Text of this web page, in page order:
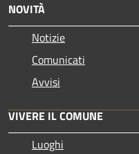
NOVITÀ
Notizie
Comunicati
Avvisi
VIVERE IL COMUNE
Luoghi